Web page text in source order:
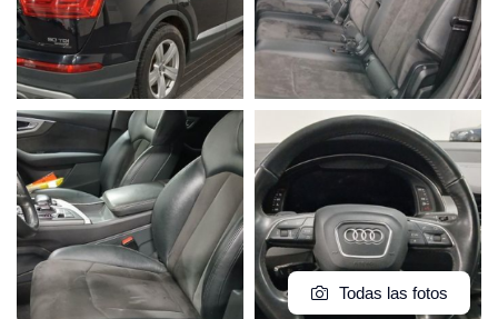
Todas las fotos